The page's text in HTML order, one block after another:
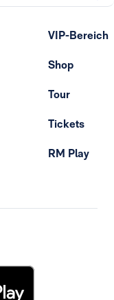
VIP-Bereich
Shop
Tour
Tickets
RM Play